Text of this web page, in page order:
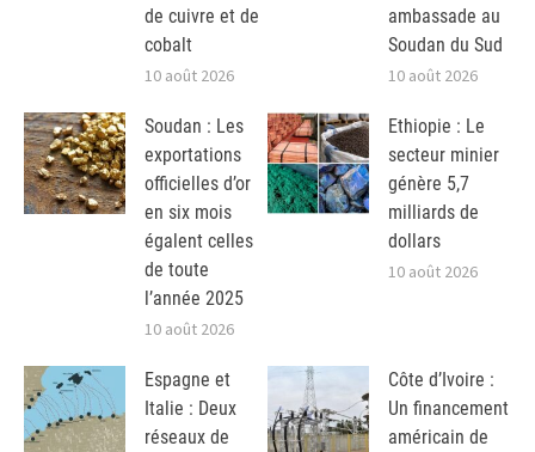
de cuivre et de
cobalt
10 août 2026
ambassade au
Soudan du Sud
10 août 2026
Soudan : Les
exportations
officielles d’or
en six mois
égalent celles
de toute
l’année 2025
10 août 2026
Ethiopie : Le
secteur minier
génère 5,7
milliards de
dollars
10 août 2026
Espagne et
Italie : Deux
réseaux de
Côte d’Ivoire :
Un financement
américain de